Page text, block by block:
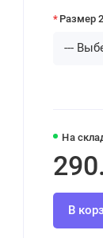
На
В
Размер